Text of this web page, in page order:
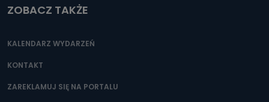
ZOBACZ TAKŻE
KALENDARZ WYDARZEŃ
KONTAKT
ZAREKLAMUJ SIĘ NA PORTALU